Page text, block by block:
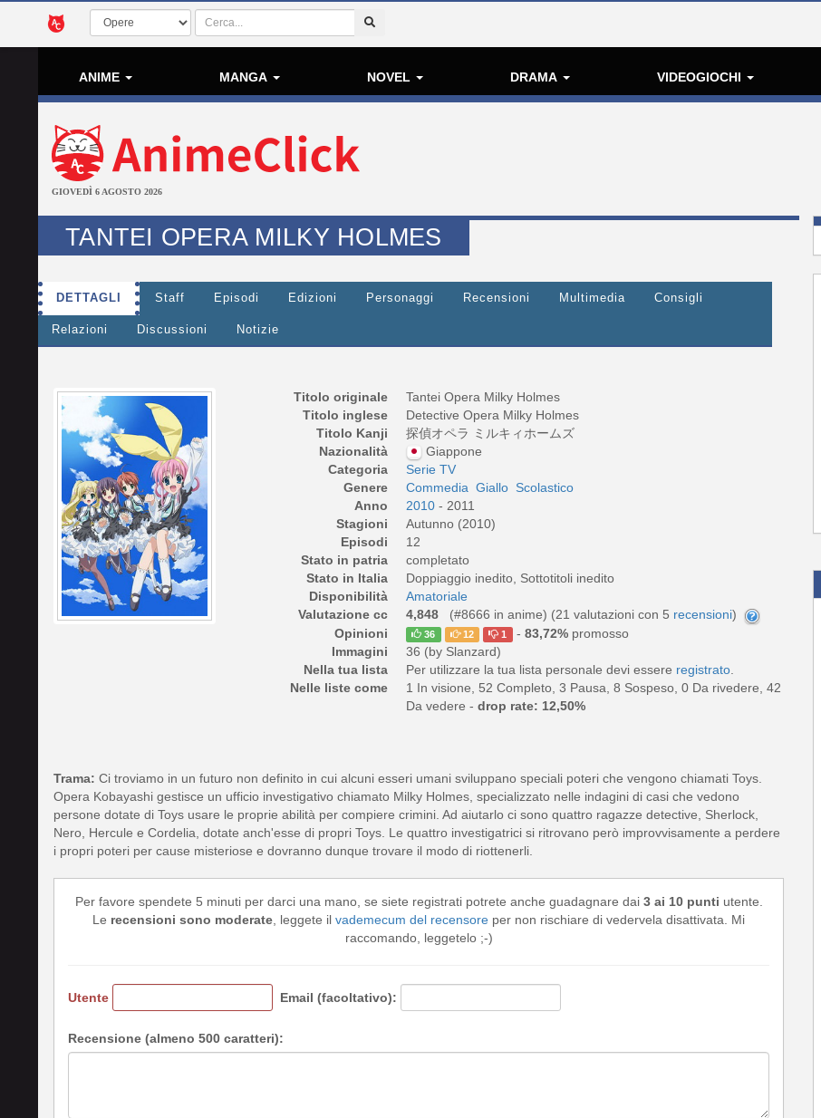
ANIME MANGA NOVEL DRAMA VIDEOGIOCHI
GIOVEDÌ 6 AGOSTO 2026
TANTEI OPERA MILKY HOLMES
DETTAGLI Staff Episodi Edizioni Personaggi Recensioni Multimedia Consigli
Relazioni Discussioni Notizie
Titolo originale
Tantei Opera Milky Holmes
Titolo inglese
Detective Opera Milky Holmes
Titolo Kanji
探偵オペラ ミルキィホームズ
Nazionalità
Giappone
Categoria
Serie TV
Genere
Commedia Giallo Scolastico
Anno
2010 - 2011
Stagioni
Autunno (2010)
Episodi
12
Stato in patria
completato
Stato in Italia
Doppiaggio inedito, Sottotitoli inedito
Disponibilità
Amatoriale
Valutazione cc
4,848 (#8666 in anime) (21 valutazioni con 5 recensioni)
Opinioni
36 12 1 - 83,72%promosso
Immagini
36 (by Slanzard)
Nella tua lista
Per utilizzare la tua lista personale devi essere registrato
Nelle liste come
1 In visione, 52 Completo, 3 Pausa, 8 Sospeso, 0 Da rivedere, 42
Da vedere - drop rate: 12,50%
Trama: Ci troviamo in un futuro non definito in cui alcuni esseri umani sviluppano speciali poteri che vengono chiamati Toys.
Opera Kobayashi gestisce un ufficio investigativo chiamato Milky Holmes, specializzato nelle indagini di casi che vedono
persone dotate di Toys usare le proprie abilità per compiere crimini. Ad aiutarlo ci sono quattro ragazze detective, Sherlock,
Nero, Hercule e Cordelia, dotate anch'esse di propri Toys. Le quattro investigatrici si ritrovano però improvvisamente a perdere
i propri poteri per cause misteriose e dovranno dunque trovare il modo di riottenerli.
Per favore spendete 5 minuti per darci una mano, se siete registrati potrete anche guadagnare dai 3 ai 10 punti utente.
Le recensioni sono moderate , leggete il vademecum del recensore per non rischiare di vedervela disattivata. Mi
raccomando, leggetelo ;-)
Utente Email (facoltativo):
Recensione (almeno 500 caratteri):